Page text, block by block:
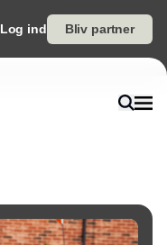
Log ind Bliv partner